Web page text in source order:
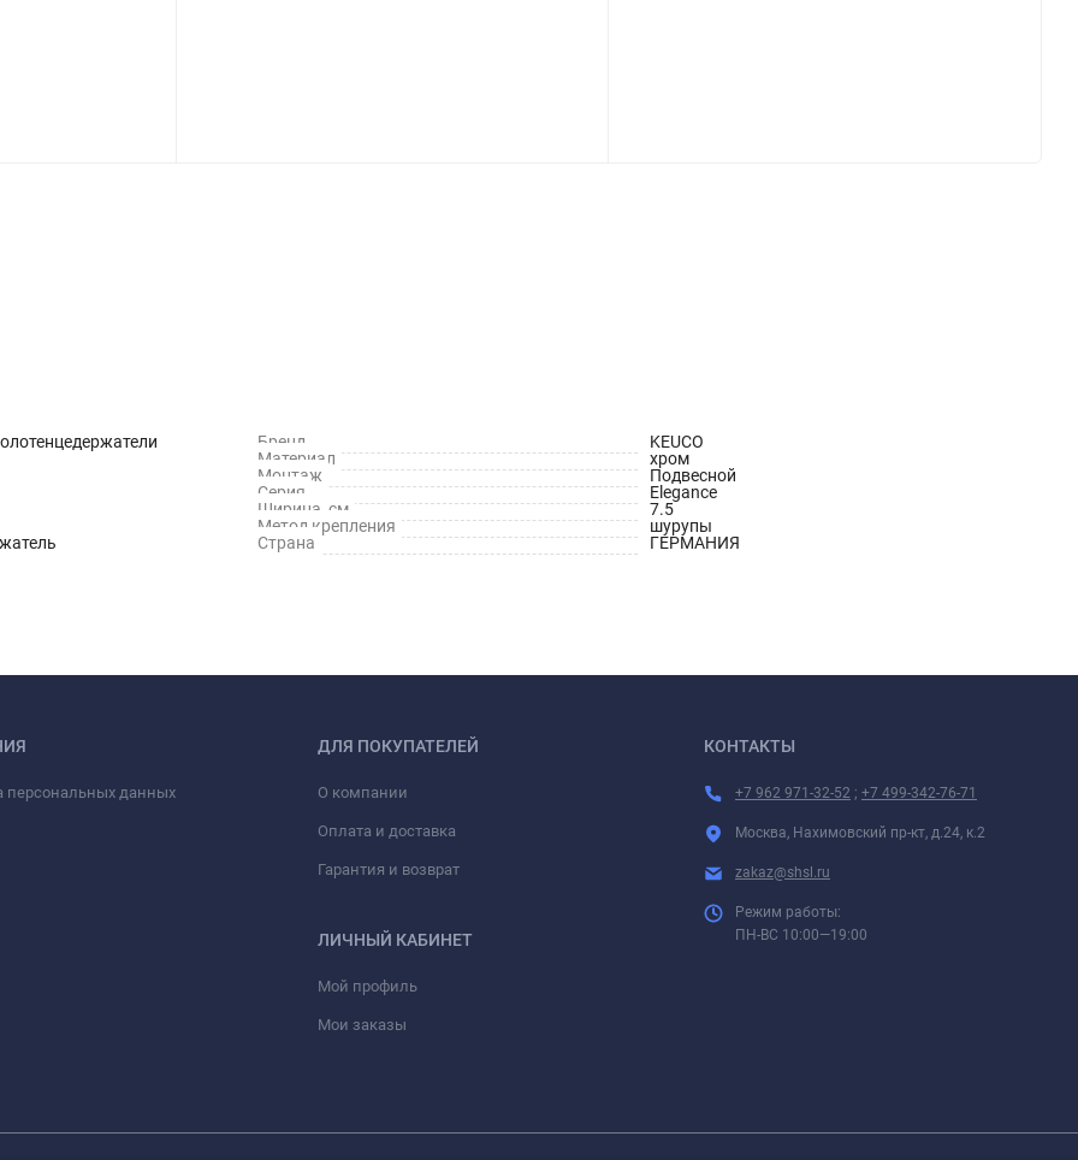
Бренд
KEUCO
Материал
хром
Монтаж
Подвесной
Серия
Elegance
Ширина, см
7.5
Метод крепления
шурупы
Страна ГЕРМАНИЯ
персональных данных
ДЛЯ ПОКУПАТЕЛЕЙ
О компании
Оплата и доставка
Гарантия и возврат
ЛИЧНЫЙ КАБИНЕТ
Мой профиль
Мои заказы
КОНТАКТЫ
+7 962 971-32-52 ; +7 499-342-76-71
Москва, Нахимовский пр-кт, д.24, к.2
zakaz@shsl.ru
Режим работы:
ПН-ВС 10:00—19:00